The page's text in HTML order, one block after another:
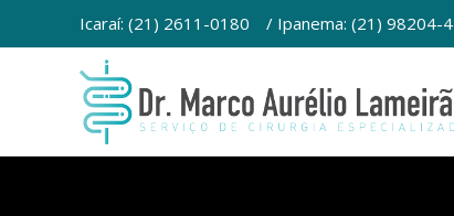
Icaraí: (21) 2611-0180 / Ipanema: (21) 98204-